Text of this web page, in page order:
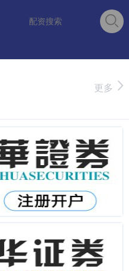
更多